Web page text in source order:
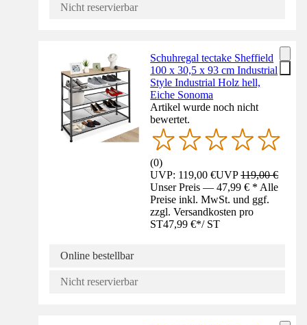
Nicht reservierbar
Schuhregal tectake Sheffield
100 x 30,5 x 93 cm Industrial
Style Industrial Holz hell,
Eiche Sonoma
Artikel wurde noch nicht
bewertet.
(0)
UVP: 119,00 €UVP119,00 €
Unser Preis — 47,99 € * Alle
Preise inkl. MwSt. und ggf.
zzgl. Versandkosten pro
ST47,99 €*/ ST
Online bestellbar
Nicht reservierbar